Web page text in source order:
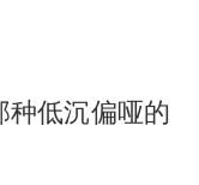
低沉偏哑的